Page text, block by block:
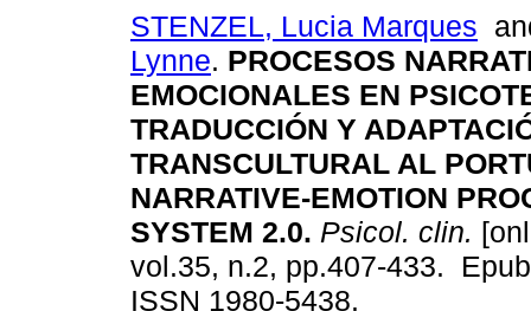
STENZEL, Lucia Marques
Lynne. PROCESOS
EMOCIONALES EN
TRADUCCIÓN Y
TRANSCULTURAL AL
NARRATIVE-EMOTION
SYSTEM 2.0. Psicol. clin.
vol.35, n.2, pp.407-433.
ISSN 1980-5438.